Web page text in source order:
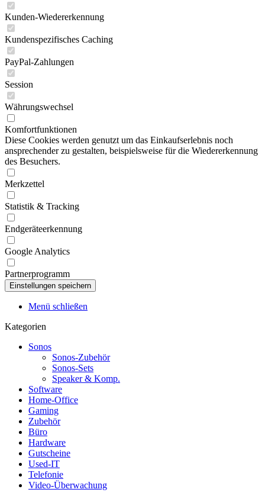
Kunden-Wiedererkennung
Kundenspezifisches Caching
PayPal-Zahlungen
Session
Währungswechsel
Komfortfunktionen
Diese Cookies werden genutzt um das Einkaufserlebnis noch
ansprechender zu gestalten, beispielsweise für die Wiedererkennung
des Besuchers.
Merkzettel
Statistik & Tracking
Endgeräteerkennung
Google Analytics
Partnerprogramm
Menü schließen
Kategorien
Sonos
Sonos-Zubehör
Sonos-Sets
Speaker & Komp.
Software
Home-Office
Gaming
Zubehör
Büro
Hardware
Gutscheine
Used-IT
Telefonie
Video-Überwachung